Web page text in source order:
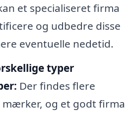
et specialiseret firma
og udbedre disse
eventuelle nedetid.
typer
Der findes flere
og et godt firma